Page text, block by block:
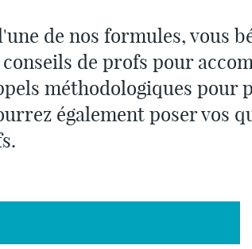
de nos formules, vous
de profs pour
méthodologiques pour
également poser vos